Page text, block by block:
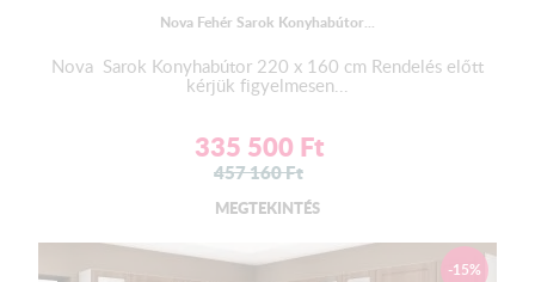
Nova Fehér Sarok Konyhabútor...
Nova Sarok Konyhabútor 220 x 160 cm Rendelés előtt
kérjük figyelmesen...
335 500 Ft
457 160Ft
MEGTEKINTÉS
-15%